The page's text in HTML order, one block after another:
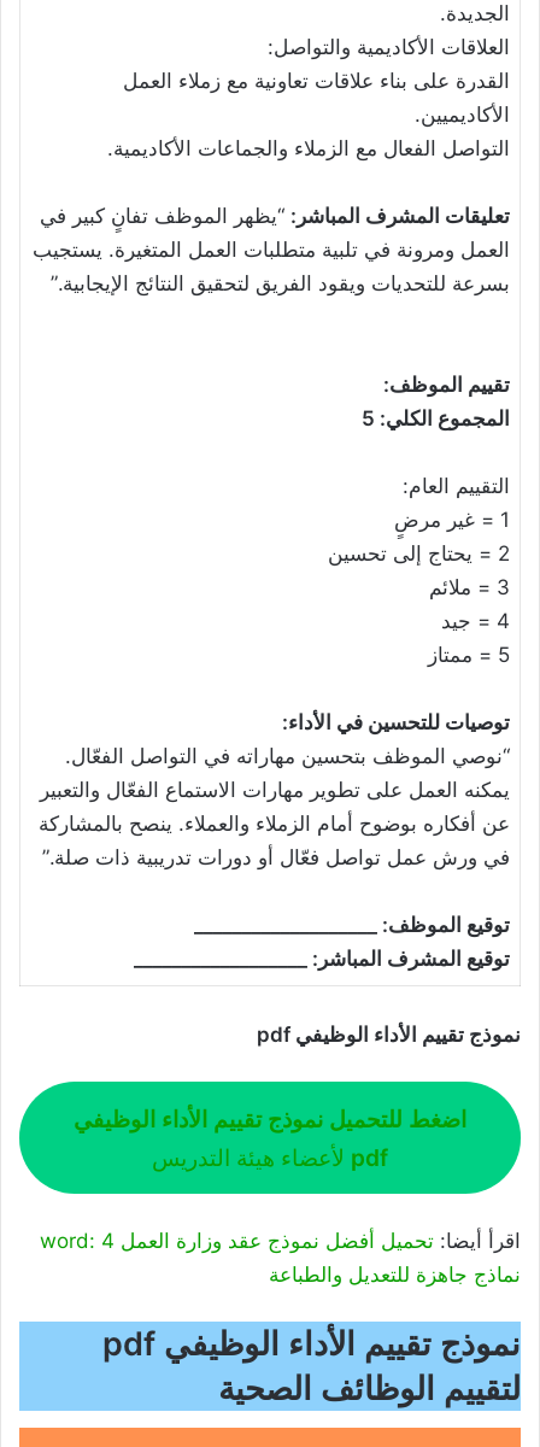
الجديدة.
العلاقات الأكاديمية والتواصل:
القدرة على بناء علاقات تعاونية مع زملاء العمل
الأكاديميين.
التواصل الفعال مع الزملاء والجماعات الأكاديمية.
تعليقات المشرف المباشر: “يظهر الموظف تفانٍ كبير في
العمل ومرونة في تلبية متطلبات العمل المتغيرة. يستجيب
بسرعة للتحديات ويقود الفريق لتحقيق النتائج الإيجابية.”
تقييم الموظف:
المجموع الكلي: 5
التقييم العام:
1 = غير مرضٍ
2 = يحتاج إلى تحسين
3 = ملائم
4 = جيد
5 = ممتاز
توصيات للتحسين في الأداء:
“نوصي الموظف بتحسين مهاراته في التواصل الفعّال.
يمكنه العمل على تطوير مهارات الاستماع الفعّال والتعبير
عن أفكاره بوضوح أمام الزملاء والعملاء. ينصح بالمشاركة
في ورش عمل تواصل فعّال أو دورات تدريبية ذات صلة.”
توقيع الموظف: ___________________
توقيع المشرف المباشر: __________________
نموذج تقييم الأداء الوظيفي pdf
اضغط للتحميل نموذج تقييم الأداء الوظيفي
pdf لأعضاء هيئة التدريس
اقرأ أيضا:
تحميل أفضل نموذج عقد وزارة العمل word: 4
نماذج جاهزة للتعديل والطباعة
نموذج تقييم الأداء الوظيفي pdf
لتقييم الوظائف الصحية ​